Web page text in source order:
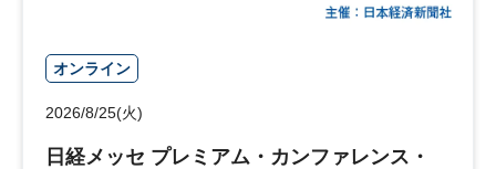
オンライン
2026/8/25(火)
日経メッセ プレミアム・カンファレンス・